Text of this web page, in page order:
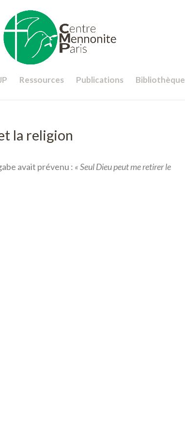
Ressources Publications Bibliothèque
la religion
avait prévenu : « Seul Dieu peut me retirer le